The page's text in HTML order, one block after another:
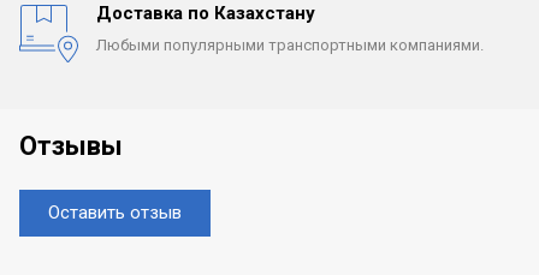
Доставка по Казахстану
Любыми популярными транспортными компаниями.
Отзывы
Оставить отзыв